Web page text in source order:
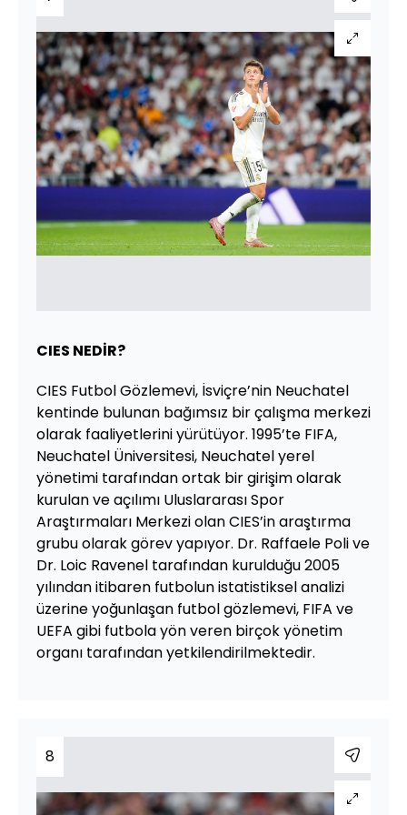
CIES NEDİR?
CIES Futbol Gözlemevi, İsviçre’nin Neuchatel
kentinde bulunan bağımsız bir çalışma merkezi
olarak faaliyetlerini yürütüyor. 1995’te FIFA,
Neuchatel Üniversitesi, Neuchatel yerel
yönetimi tarafından ortak bir girişim olarak
kurulan ve açılımı Uluslararası Spor
Araştırmaları Merkezi olan CIES’in araştırma
grubu olarak görev yapıyor. Dr. Raffaele Poli ve
Dr. Loic Ravenel tarafından kurulduğu 2005
yılından itibaren futbolun istatistiksel analizi
üzerine yoğunlaşan futbol gözlemevi, FIFA ve
UEFA gibi futbola yön veren birçok yönetim
organı tarafından yetkilendirilmektedir.
8